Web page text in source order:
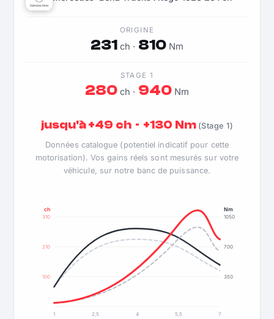
ORIGINE
231 ch · 810Nm
STAGE 1
280 ch · 940Nm
jusqu'à +49 ch · +130 Nm (Stage 1)
Données catalogue (potentiel indicatif pour cette
motorisation). Vos gains réels sont mesurés sur votre
véhicule, sur notre banc de puissance.
100
210
310
350
700
1050
ch Nm
1 2,5 4 5,5
7